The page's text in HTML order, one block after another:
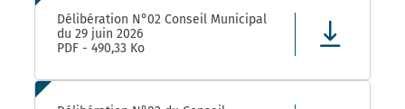
Délibération N°02 Conseil Municipal
du 29 juin 2026
PDF - 490,33 Ko